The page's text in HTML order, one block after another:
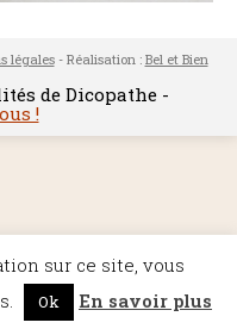
légales- Réalisation : Bel et Bien
de Dicopathe -
!
sur ce site, vous
Ok En savoir plus